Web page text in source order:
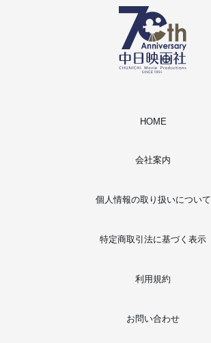
HOME
会社案内
個人情報の取り扱いについて
特定商取引法に基づく表示
利用規約
お問い合わせ